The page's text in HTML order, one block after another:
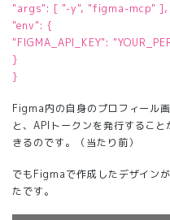
"args": [ "-y", "figma-mcp" ],
"env": {
"FIGMA_API_KEY":
}
}
Figma内の自身のプロフィール
と、APIトークンを発行するこ
きるのです。（当たり前）
でもFigmaで作成したデザイン
たです。